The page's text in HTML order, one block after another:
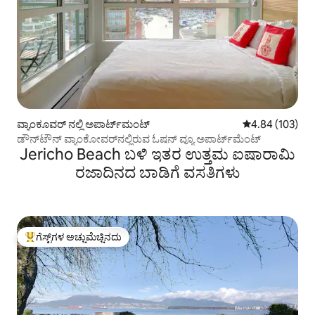
ವ್ಯಾಂಕೂವರ್ ನಲ್ಲಿ ಅಪಾರ್ಟ್‌ಮಂಟ್ 5 ರಲ್ಲಿ 4.84
4.84 (103)
ಡೌನ್‌ಟೌನ್ ವ್ಯಾಂಕೋವರ್‌ನಲ್ಲಿರುವ ಓಷನ್ ವ್ಯೂ ಅಪಾರ್ಟ್‌ಮೆಂಟ್
Jericho Beach ಬಳಿ ಇತರ ಉತ್ತಮ ಐಷಾರಾಮಿ
ರಜಾದಿನದ ಬಾಡಿಗೆ ವಸತಿಗಳು
ಗೆಸ್ಟ್‌ಗಳಿಗೆ ಅತಿ ಹೆಚ್ಚು ಅಚ್ಚುಮೆಚ್ಚಿನದು
ಗೆಸ್ಟ್‌ಗಳ ಅಚ್ಚುಮೆಚ್ಚಿನದು